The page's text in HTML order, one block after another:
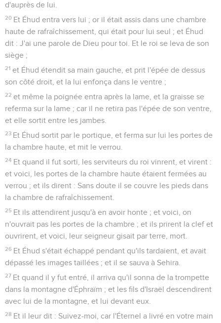
d'auprès de lui.
20 Et Éhud entra vers lui ; or il était assis dans une chambre
haute de rafraîchissement, qui était pour lui seul ; et Éhud
dit : J'ai une parole de Dieu pour toi. Et le roi se leva de son
siège ;
21 et Éhud étendit sa main gauche, et prit l'épée de dessus
son côté droit, et la lui enfonça dans le ventre ;
22 et même la poignée entra après la lame, et la graisse se
referma sur la lame ; car il ne retira pas l'épée de son ventre,
et elle sortit entre les jambes.
23 Et Éhud sortit par le portique, et ferma sur lui les portes de
la chambre haute, et mit le verrou.
24 Et quand il fut sorti, les serviteurs du roi vinrent, et virent :
et voici, les portes de la chambre haute étaient fermées au
verrou ; et ils dirent : Sans doute il se couvre les pieds dans
la chambre de rafraîchissement.
25 Et ils attendirent jusqu'à en avoir honte ; et voici, on
n'ouvrait pas les portes de la chambre ; et ils prirent la clef et
ouvrirent, et voici, leur seigneur gisait par terre, mort.
26 Et Éhud s'était échappé pendant qu'ils tardaient, et avait
dépassé les images taillées ; et il se sauva à Sehira.
27 Et quand il y fut entré, il arriva qu'il sonna de la trompette
dans la montagne d'Éphraïm ; et les fils d'Israël descendirent
avec lui de la montagne, et lui devant eux.
28 Et il leur dit : Suivez-moi, car l'Éternel a livré en votre main